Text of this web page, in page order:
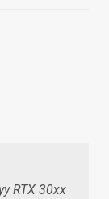
RTX 30xx